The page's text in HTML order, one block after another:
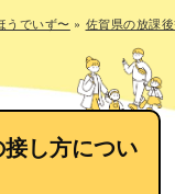
うでいず〜 » 佐賀県の放課
し方につい